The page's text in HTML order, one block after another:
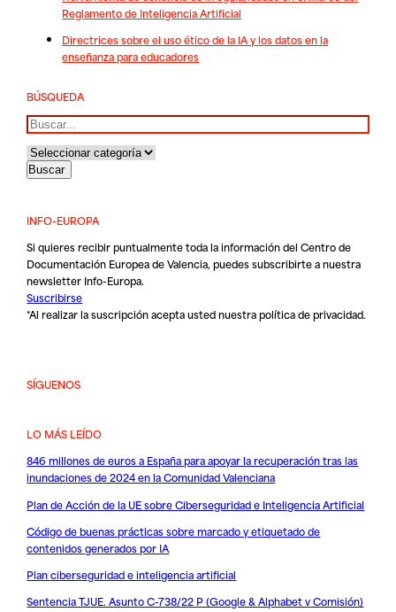
Reglamento de Inteligencia Artificial
Directrices sobre el uso ético de la IA y los datos en la
enseñanza para educadores
BÚSQUEDA
Buscar
INFO-EUROPA
Si quieres recibir puntualmente toda la información del Centro de
Documentación Europea de Valencia, puedes subscribirte a nuestra
newsletter Info-Europa.
Suscribirse
*Al realizar la suscripción acepta usted nuestrapolítica de privacidad.
SÍGUENOS
LO MÁS LEÍDO
846 millones de euros a España para apoyar la recuperación tras las
inundaciones de 2024 en la Comunidad Valenciana
Plan de Acción de la UE sobre Ciberseguridad e Inteligencia Artificial
Código de buenas prácticas sobre marcado y etiquetado de
contenidos generados por IA
Plan ciberseguridad e inteligencia artificial
Sentencia TJUE. Asunto C-738/22 P (Google & Alphabet v Comisión)